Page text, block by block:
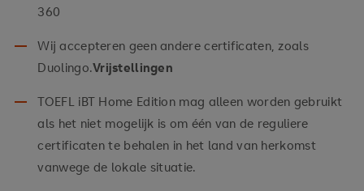
360
Wij accepteren geen andere certificaten, zoals
Duolingo.Vrijstellingen
TOEFL iBT Home Edition mag alleen worden gebruikt
als het niet mogelijk is om één van de reguliere
certificaten te behalen in het land van herkomst
vanwege de lokale situatie.